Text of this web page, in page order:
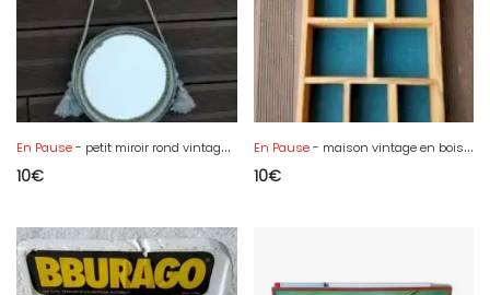
En Pause- petit miroir rond vintage en velours
10€
En Pause- maison vintage en bois compartiment pour miniatures
10€